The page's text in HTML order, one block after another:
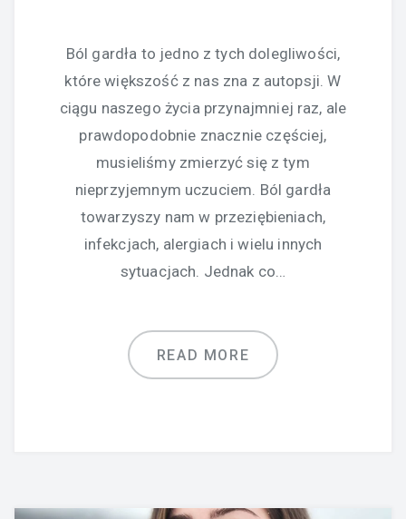
Ból gardła to jedno z tych dolegliwości,
które większość z nas zna z autopsji. W
ciągu naszego życia przynajmniej raz, ale
prawdopodobnie znacznie częściej,
musieliśmy zmierzyć się z tym
nieprzyjemnym uczuciem. Ból gardła
towarzyszy nam w przeziębieniach,
infekcjach, alergiach i wielu innych
sytuacjach. Jednak co…
READ MORE